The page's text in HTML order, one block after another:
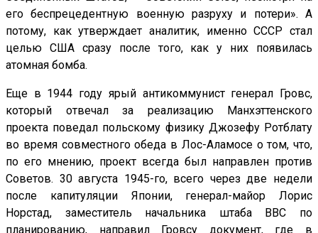
его беспрецедентную военную разруху и потери». А
потому, как утверждает аналитик, именно СССР стал
целью США сразу после того, как у них появилась
атомная бомба.
Еще в 1944 году ярый антикоммунист генерал Гровс,
который отвечал за реализацию Манхэттенского
проекта поведал польскому физику Джозефу Ротблату
во время совместного обеда в Лос-Аламосе о том, что,
по его мнению, проект всегда был направлен против
Советов. 30 августа 1945-го, всего через две недели
после капитуляции Японии, генерал-майор Лорис
Норстад, заместитель начальника штаба ВВС по
планированию, направил Гровсу документ, где в